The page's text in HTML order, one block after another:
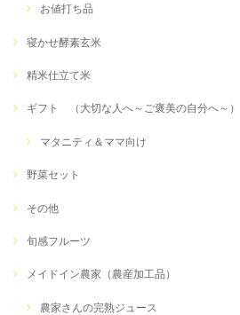
お値打ち品
寝かせ酵素玄米
精米仕立て米
ギフト （大切な人へ～ご褒美の自分へ～）
マタニティ＆ママ向け
野菜セット
その他
旬感フルーツ
メイドイン農家（農産加工品）
農家さんの完熟ジュース